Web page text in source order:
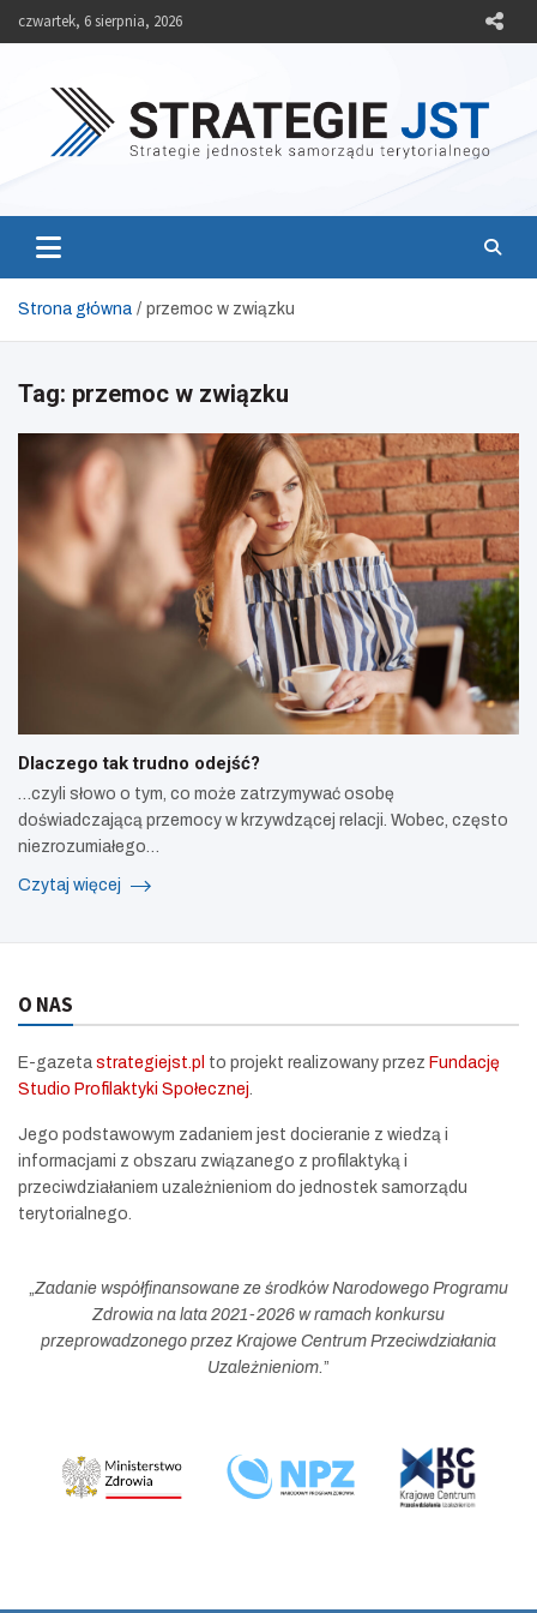
czwartek, 6 sierpnia, 2026
Strategie JST
Strona główna przemoc w związku
Tag: przemoc w związku
Dlaczego tak trudno odejść?
…czyli słowo o tym, co może zatrzymywać osobę
doświadczającą przemocy w krzywdzącej relacji. Wobec, często
niezrozumiałego…
Czytaj więcej
O NAS
E-gazeta strategiejst.pl to projekt realizowany przez Fundację
Studio Profilaktyki Społecznej
Jego podstawowym zadaniem jest docieranie z wiedzą i
informacjami z obszaru związanego z profilaktyką i
przeciwdziałaniem uzależnieniom do jednostek samorządu
terytorialnego.
Zadanie współfinansowane ze środków Narodowego Programu
Zdrowia na lata 2021-2026 w ramach konkursu
przeprowadzonego przez Krajowe Centrum Przeciwdziałania
Uzależnieniom. ”